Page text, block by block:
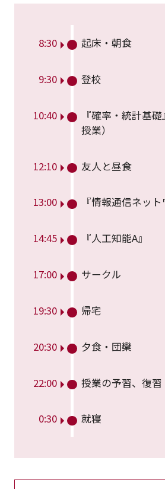
8:30 起床・朝食
9:30 登校
10:40
『確率・統計基
授業）
12:10 友人と昼食
13:00 『情報通信ネット
14:45 『人工知能A』
17:00 サークル
19:30 帰宅
20:30 夕食・団欒
22:00 授業の予習、復習
0:30 就寝